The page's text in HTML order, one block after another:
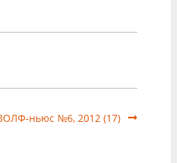
ньюс №6, 2012 (17)